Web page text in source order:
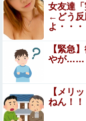
【放送事故】フジテ
ロ番組ｗｗｗｗ
【画像】 芸能界
ん、SNSで最新
ｗｗ
【悲報】女性配信者
わかるの？」
【驚愕】 インドネシ
ｗｗｗｗｗｗｗｗ
女友達
←どう反
よ・・・
【緊急
やが……
【メリ
ねん！！